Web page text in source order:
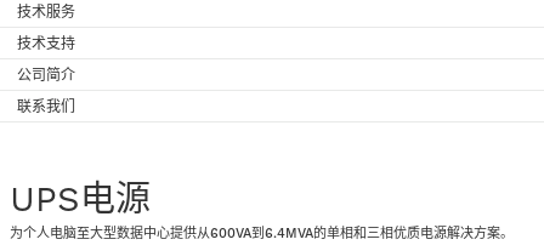
技术服务
技术支持
公司简介
联系我们
UPS电源
为个人电脑至大型数据中心提供从600VA到6.4MVA的单相和三相优质电源解决方案。